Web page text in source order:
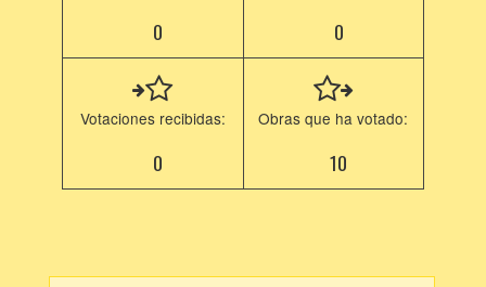
0 0
Votaciones recibidas:
0
Obras que ha votado:
10